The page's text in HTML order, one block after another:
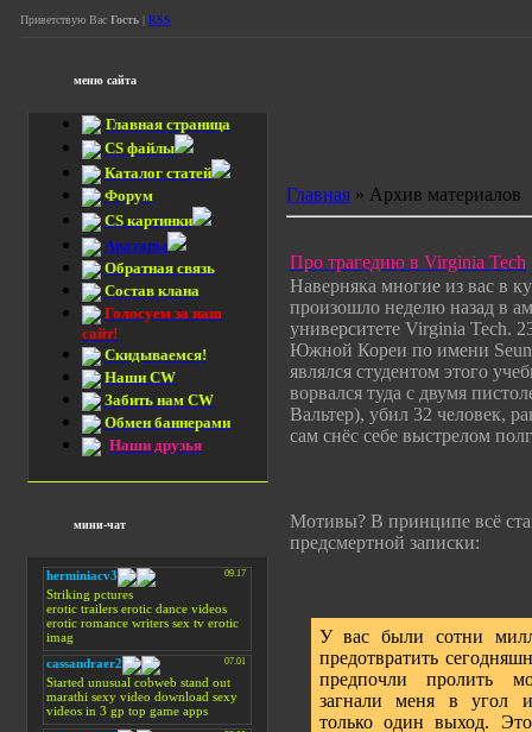
Приветствую Вас Гость | RSS
меню сайта
Главная страница
CS файлы
Каталог статей
Форум
CS картинки
Аватары
Обратная связь
Состав клана
Голосуем за наш
сайт!
Скидываемся!
Наши CW
Забить нам CW
Обмен баннерами
Наши друзья
мини-чат
Главная » Архив материалов
Про трагедию в Virginia Tech
Наверняка многие из вас в
произошло неделю назад в
университете Virginia Tech.
Южной Кореи по имени
являлся студентом этого
ворвался туда с двумя
Вальтер), убил 32 человек,
сам снёс себе выстрелом
Мотивы? В принципе всё
предсмертной записки:
У вас были сотни
предотвратить
предпочли пролить
загнали меня в угол
только один выход.